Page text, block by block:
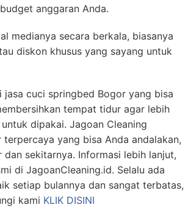
anggaran Anda.
medianya secara berkala, biasanya
diskon khusus yang sayang untuk
jasa cuci springbed Bogor yang bisa
tempat tidur agar lebih
dipakai. Jagoan Cleaning
terpercaya yang bisa Anda andalakan,
dan sekitarnya. Informasi lebih lanjut,
di JagoanCleaning.id. Selalu ada
setiap bulannya dan sangat terbatas,
kami KLIK DISINI